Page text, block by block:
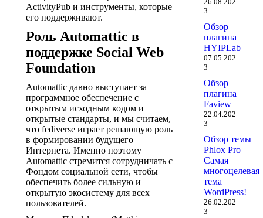
ActivityPub и инструменты, которые
его поддерживают.
Роль Automattic в
поддержке Social Web
Foundation
Automattic давно выступает за
программное обеспечение с
открытым исходным кодом и
открытые стандарты, и мы считаем,
что fediverse играет решающую роль
в формировании будущего
Интернета. Именно поэтому
Automattic стремится сотрудничать с
Фондом социальной сети, чтобы
обеспечить более сильную и
открытую экосистему для всех
пользователей.
3
Обзор
плагина
HYIPLab
07.05.202
3
Обзор
плагина
Faview
22.04.202
3
Обзор темы
Phlox Pro –
Самая
многоцелевая
тема
WordPress!
26.02.202
3